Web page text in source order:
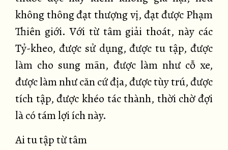
không thông đạt thượng vị, đạt được Phạm
Thiên giới. Với từ tâm giải thoát, này các
Tỷ-kheo, được sử dụng, được tu tập, được
làm cho sung mãn, được làm như cỗ xe,
được làm như căn cứ địa, được tùy trú, được
tích tập, được khéo tác thành, thời chờ đợi
là có tám lợi ích này.
Ai tu tập từ tâm